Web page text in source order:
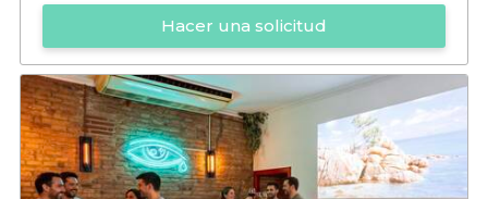
Hacer una solicitud